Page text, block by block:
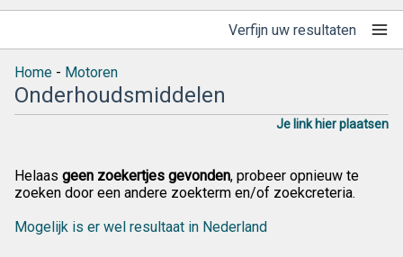
Verfijn uw resultaten
Home - Motoren
Onderhoudsmiddelen
Je link hier plaatsen
Helaas geen zoekertjes gevonden, probeer opnieuw te
zoeken door een andere zoekterm en/of zoekcreteria.
Mogelijk is er wel resultaat in Nederland